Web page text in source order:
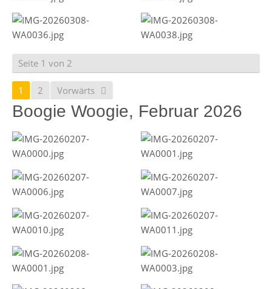
Seite 1 von 2
1 2 Vorwärts
Boogie Woogie, Februar 2026